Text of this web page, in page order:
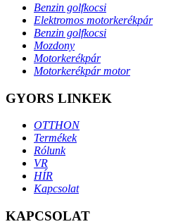
Benzin golfkocsi
Elektromos motorkerékpár
Benzin golfkocsi
Mozdony
Motorkerékpár
Motorkerékpár motor
GYORS LINKEK
OTTHON
Termékek
Rólunk
VR
HÍR
Kapcsolat
KAPCSOLAT